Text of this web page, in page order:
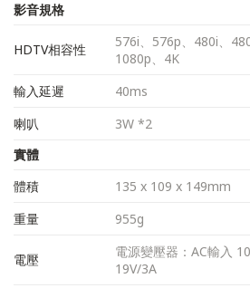
影音規格
HDTV相容性
576i、576p、480i、
1080p、4K
輸入延遲
40ms
喇叭
3W *2
實體
體積
135 x 109 x 149mm
重量
955g
電壓
電源變壓器：AC輸入
19V/3A